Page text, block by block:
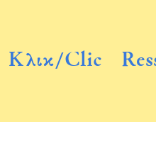
Κλικ/Clic